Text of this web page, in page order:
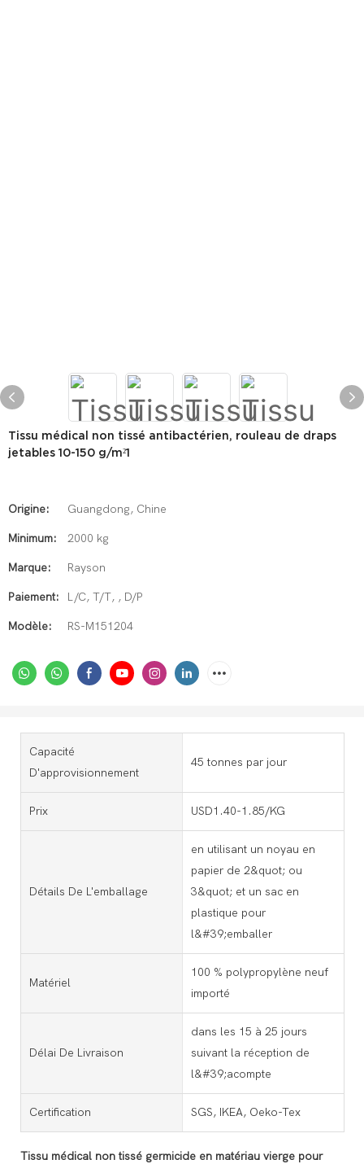
Tissu médical non tissé antibactérien, rouleau de draps
jetables 10-150 g/m²1
Origine: Guangdong, Chine
Minimum: 2000 kg
Marque: Rayson
Paiement: L/C, T/T, , D/P
Modèle: RS-M151204
Capacité
D'approvisionnement
45 tonnes par jour
Prix USD1.40-1.85/KG
Détails De L'emballage
en utilisant un noyau en
papier de 2&quot; ou
3&quot; et un sac en
plastique pour
l&#39;emballer
Matériel
100 % polypropylène neuf
importé
Délai De Livraison
dans les 15 à 25 jours
suivant la réception de
l&#39;acompte
Certification SGS, IKEA, Oeko-Tex
Tissu médical non tissé germicide en matériau vierge pour